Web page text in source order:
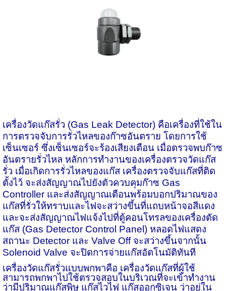
เครื่องวัดแก๊สรั่ว (Gas Leak Detector) คือเครื่องที่ใช้ใน
การตรวจจับการรั่วไหลของก๊าซอันตราย โดยการใช้
เซ็นเซอร์ ซึ่งเซ็นเซอร์จะร้องเสียงเตือน เมื่อตรวจพบก๊าซ
อันตรายรั่วไหล หลักการทำงานของเครื่องตรวจวัดแก๊ส
รั่ว เมื่อเกิดการรั่วไหลของแก๊ส เครื่องตรวจจับแก๊สที่ติด
ตั้งไว้ จะส่งสัญญาณไปยังตัวควบคุมก๊าซ Gas
Controller และส่งสัญญาณเตือนพร้อมบอกปริมาณของ
แก๊สที่รั่วให้ทราบและไฟจะสว่างขึ้นที่แถบหน้าจอสีแดง
และจะส่งสัญญาณไฟแจ้งไปที่ตู้คอนโทรลของเครื่องตัด
แก๊ส (Gas Detector Control Panel) หลอดไฟแสดง
สถานะ Detector และ Valve Off จะสว่างขึ้นจากนั้น
Solenoid Valve จะปิดการจ่ายแก๊สอัตโนมัติทันที
เครื่องวัดแก๊สรั่วแบบพกพาคือ เครื่องวัดแก๊สที่ผู้ใช้
สามารถพกพาไปใช้ตรวจสอบในบริเวณที่จะเข้าทำงาน
ว่ามีปริมาณแก๊สพิษ แก๊สไวไฟ แก๊สออกซิเจน ว่าอยู่ใน